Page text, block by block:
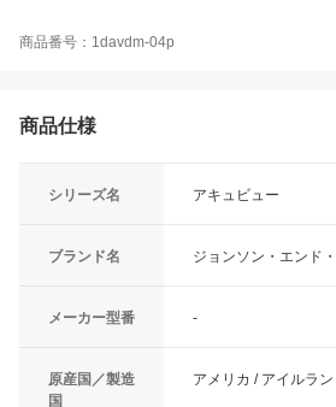
商品番号：1davdm-04p
商品仕様
シリーズ名 アキュビュー
ブランド名 ジョンソン・エンド
メーカー型番 -
原産国／製造
国
アメリカ / アイルラン